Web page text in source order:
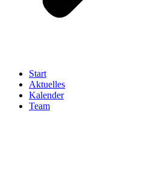
Start
Aktuelles
Kalender
Team